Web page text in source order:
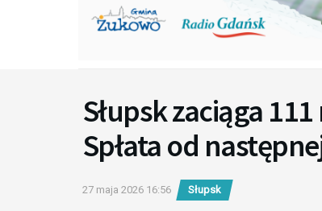
Słupsk zaciąga
Spłata od
27 maja 2026 16:56 Słupsk